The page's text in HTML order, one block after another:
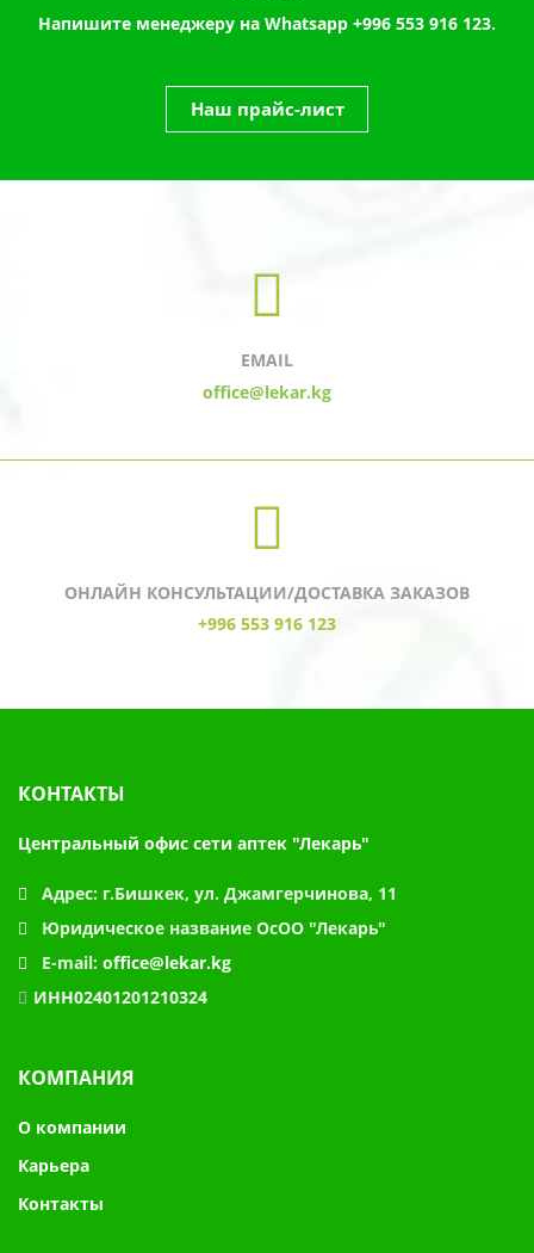
Напишите менеджеру на Whatsapp +996 553 916 123.
Наш прайс-лист
EMAIL
office@lekar.kg
ОНЛАЙН КОНСУЛЬТАЦИИ/ДОСТАВКА ЗАКАЗОВ
+996 553 916 123
КОНТАКТЫ
Центральный офис сети аптек "Лекарь"
Адрес: г.Бишкек, ул. Джамгерчинова, 11
Юридическое название ОсОО "Лекарь"
E-mail: office@lekar.kg
ИНН02401201210324
КОМПАНИЯ
О компании
Карьера
Контакты